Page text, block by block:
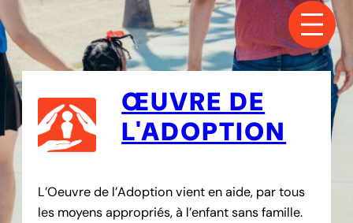
ŒUVRE DE
L'ADOPTION
L’Oeuvre de l’Adoption vient en aide, par tous
les moyens appropriés, à l’enfant sans famille.